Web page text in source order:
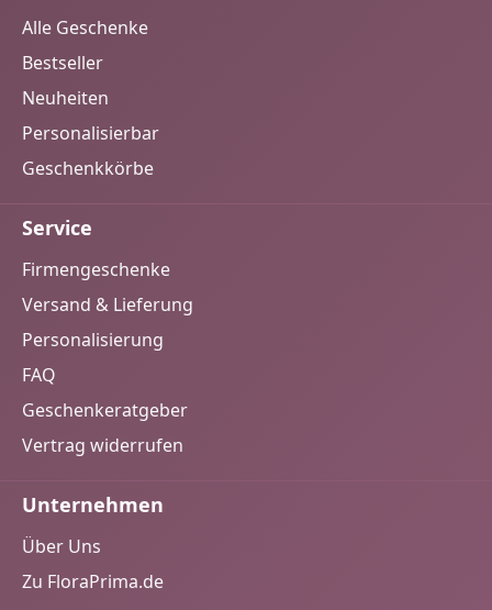
Alle Geschenke
Bestseller
Neuheiten
Personalisierbar
Geschenkkörbe
Service
Firmengeschenke
Versand & Lieferung
Personalisierung
FAQ
Geschenkeratgeber
Vertrag widerrufen
Unternehmen
Über Uns
Zu FloraPrima.de